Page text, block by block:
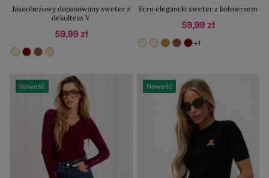
Jasnobeżowy dopasowany sweter z
dekoltem V
59,99 zł
Ecru elegancki sweter z kołnierzem
59,99 zł
+1
Nowość Nowość